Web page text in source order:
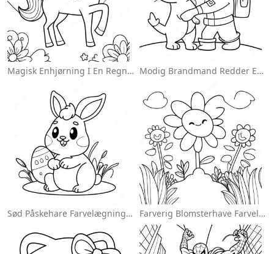
Magisk Enhjørning I En Regnbue Farvelægningsside Modig Brandmand Redder En Kat Farvelægningsside
Sød Påskehare Farvelægningsside Farverig Blomsterhave Farvelægningsside